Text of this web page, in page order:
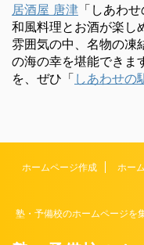
居酒屋 唐津 「しあわ
和風料理とお酒が楽し
雰囲気の中、名物の凍
の海の幸を堪能できま
を、ぜひ「 しあわせの
ホームページ作成 ホー
塾・予備校のホームページを